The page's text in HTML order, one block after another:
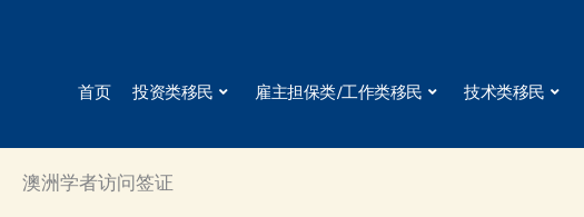
首页 投资类移民 雇主担保类/工作类移民 技术类移民
澳洲学者访问签证